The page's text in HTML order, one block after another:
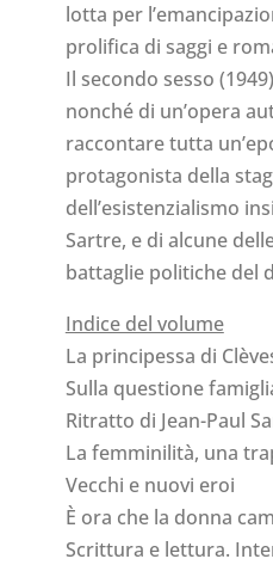
lotta per
prolifica di saggi e
Il secondo sesso
nonché di un’opera
raccontare tutta
protagonista della
dell’esistenzialismo
Sartre, e di alcune
battaglie politiche del
Indice del volume
La principessa di
Sulla questione
Ritratto di Jean-Paul
La femminilità, una
Vecchi e nuovi eroi
È ora che la donna
Scrittura e lettura.